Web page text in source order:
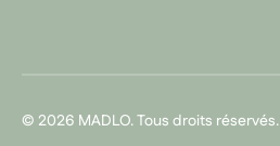
© 2026 MADLO. Tous droits réservés.